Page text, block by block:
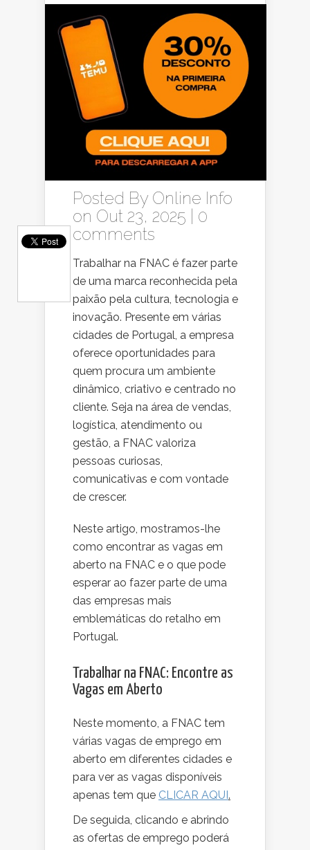
Posted By Online Info
on Out 23, 2025 | 0
comments
Trabalhar na FNAC é fazer parte
de uma marca reconhecida pela
paixão pela cultura, tecnologia e
inovação. Presente em várias
cidades de Portugal, a empresa
oferece oportunidades para
quem procura um ambiente
dinâmico, criativo e centrado no
cliente. Seja na área de vendas,
logística, atendimento ou
gestão, a FNAC valoriza
pessoas curiosas,
comunicativas e com vontade
de crescer.
Neste artigo, mostramos-lhe
como encontrar as vagas em
aberto na FNAC e o que pode
esperar ao fazer parte de uma
das empresas mais
emblemáticas do retalho em
Portugal.
Trabalhar na FNAC: Encontre as
Vagas em Aberto
Neste momento, a FNAC tem
várias vagas de emprego em
aberto em diferentes cidades e
para ver as vagas disponíveis
apenas tem que CLICAR AQUI .
De seguida, clicando e abrindo
as ofertas de emprego poderá